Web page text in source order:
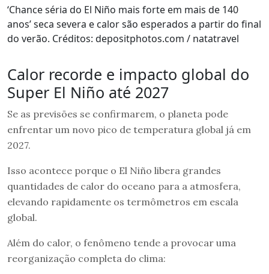
‘Chance séria do El Niño mais forte em mais de 140
anos’ seca severa e calor são esperados a partir do final
do verão. Créditos: depositphotos.com / natatravel
Calor recorde e impacto global do
Super El Niño até 2027
Se as previsões se confirmarem, o planeta pode
enfrentar um novo pico de temperatura global já em
2027.
Isso acontece porque o El Niño libera grandes
quantidades de calor do oceano para a atmosfera,
elevando rapidamente os termômetros em escala
global.
Além do calor, o fenômeno tende a provocar uma
reorganização completa do clima: